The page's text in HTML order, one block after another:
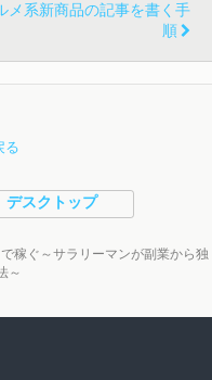
メ系新商品の記事を書く手
順
る
デスクトップ
稼ぐ～サラリーマンが副業から独
～